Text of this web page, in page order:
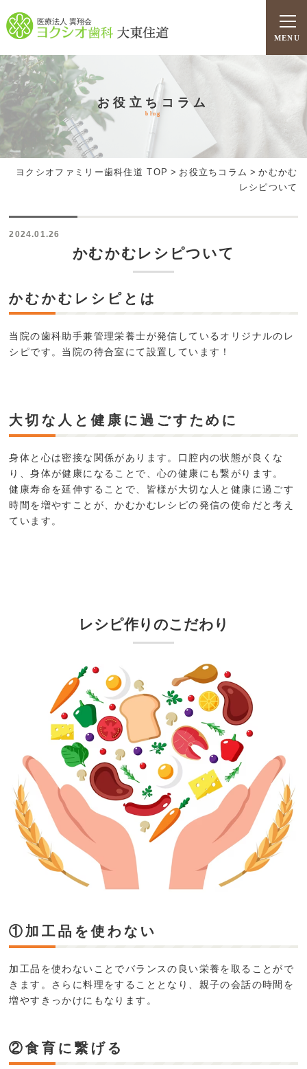
医療法人 翼翔会
MENU
お役立ちコラム
blog
ヨクシオファミリー歯科住道 TOP > お役立ちコラム >かむかむ
レシピついて
2024.01.26
かむかむレシピついて
かむかむレシピとは
当院の歯科助手兼管理栄養士が発信しているオリジナルのレ
シピです。当院の待合室にて設置しています！
大切な人と健康に過ごすために
身体と心は密接な関係があります。口腔内の状態が良くな
り、身体が健康になることで、心の健康にも繋がります。
健康寿命を延伸することで、皆様が大切な人と健康に過ごす
時間を増やすことが、かむかむレシピの発信の使命だと考え
ています。
レシピ作りのこだわり
①加工品を使わない
加工品を使わないことでバランスの良い栄養を取ることがで
きます。さらに料理をすることとなり、親子の会話の時間を
増やすきっかけにもなります。
②食育に繋げる